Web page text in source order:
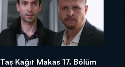
Taş Kağıt Makas 17. Bölüm